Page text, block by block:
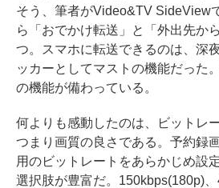
そう、筆者がVideo&TV SideView
ら「おでかけ転送」と「外出先か
つ。スマホに転送できるのは、深
ッカーとしてマストの機能だった
の機能が備わっている。
何よりも感動したのは、ビットレ
つまり画質の良さである。予約録
用のビットレートをあらかじめ設
選択肢が豊富だ。150kbps(180p)